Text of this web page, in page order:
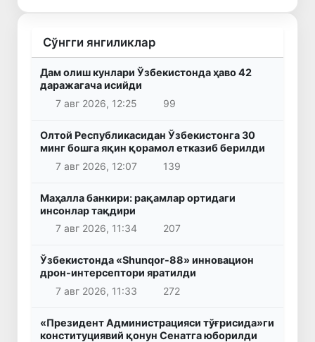
Сўнгги янгиликлар
Дам олиш кунлари Ўзбекистонда ҳаво 42
даражагача исийди
7 авг 2026, 12:25
99
Олтой Республикасидан Ўзбекистонга 30
минг бошга яқин қорамол етказиб берилди
7 авг 2026, 12:07
139
Маҳалла банкири: рақамлар ортидаги
инсонлар тақдири
7 авг 2026, 11:34
207
Ўзбекистонда «Shunqor-88» инновацион
дрон-интерсептори яратилди
7 авг 2026, 11:33
272
«Президент Администрацияси тўғрисида»ги
конституциявий қонун Сенатга юборилди